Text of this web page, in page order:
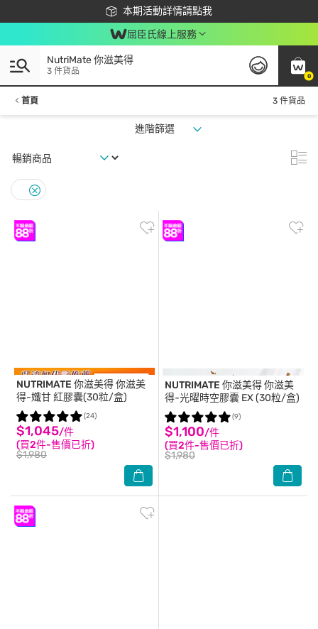
本期活動詳情請點我
下載app最高回饋$350
屈臣氏線上服務
0
NutriMate 你滋美得
3 件貨品
首頁 3 件貨品
進階篩選
NUTRIMATE 你滋美得你滋美
得-孅甘 紅膠囊(30粒/盒)
$1,045/件
(買2件-售價已折)
$1,980
(24)
NUTRIMATE 你滋美得你滋美
得-光曜時空膠囊 EX (30粒/盒)
$1,100/件
(買2件-售價已折)
$1,980
(9)